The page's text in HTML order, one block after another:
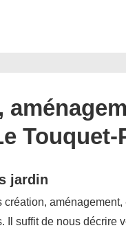
Touquet-
jardin
création,
Il suffit de nous décrire